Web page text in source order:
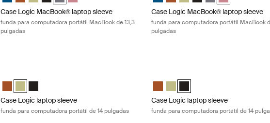
Case Logic MacBook® laptop sleeve
funda para computadora portátil MacBook de 13,3
pulgadas
Case Logic MacBook® laptop sleeve
funda para computadora portátil MacBook
pulgadas
Case Logic 14" laptop sleeve Rustic Amber
Case Logic 14" laptop sleeve Dill (selected)
Case Logic 14" laptop sleeve Negro
Case Logic laptop sleeve
funda para computadora portátil de 14 pulgadas
Case Logic 14" laptop sleeve Rustic
Case Logic 14" laptop sleeve Dill
Case Logic 14" laptop sleeve
Case Logic laptop sleeve
funda para computadora portátil de 14